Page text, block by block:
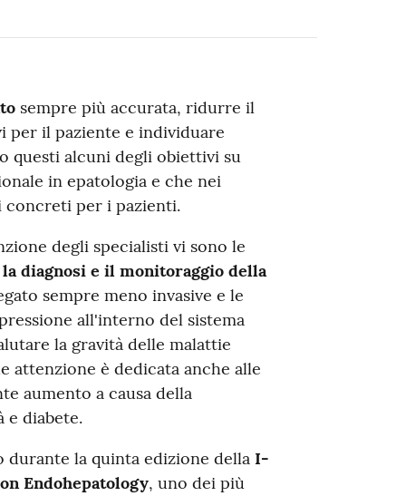
sempre più accurata, ridurre il
per il paziente e individuare
questi alcuni degli obiettivi su
in epatologia e che nei
per i pazienti.
degli specialisti vi sono le
diagnosi e il monitoraggio della
sempre meno invasive e le
all'interno del sistema
la gravità delle malattie
attenzione è dedicata anche alle
aumento a causa della
e diabete.
durante la quinta edizione dellaI-
Endohepatology, uno dei più